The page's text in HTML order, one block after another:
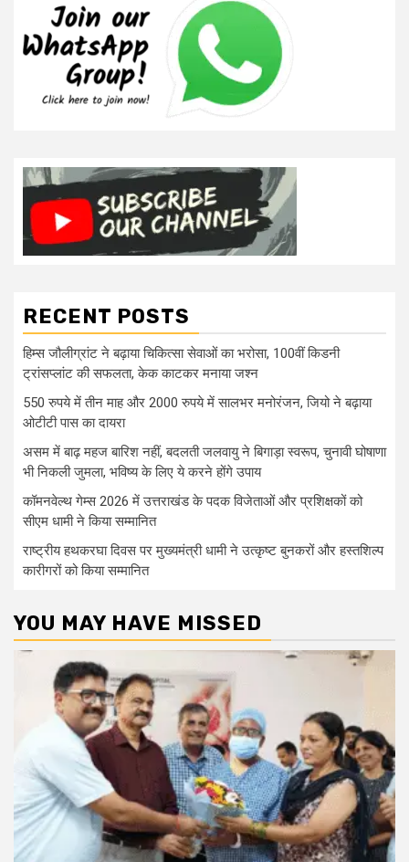
RECENT POSTS
हिम्स जौलीग्रांट ने बढ़ाया चिकित्सा सेवाओं का भरोसा, 100वीं किडनी
ट्रांसप्लांट की सफलता, केक काटकर मनाया जश्न
550 रुपये में तीन माह और 2000 रुपये में सालभर मनोरंजन, जियो ने बढ़ाया
ओटीटी पास का दायरा
असम में बाढ़ महज बारिश नहीं, बदलती जलवायु ने बिगाड़ा स्वरूप, चुनावी घोषाणा
भी निकली जुमला, भविष्य के लिए ये करने होंगे उपाय
कॉमनवेल्थ गेम्स 2026 में उत्तराखंड के पदक विजेताओं और प्रशिक्षकों को
सीएम धामी ने किया सम्मानित
राष्ट्रीय हथकरघा दिवस पर मुख्यमंत्री धामी ने उत्कृष्ट बुनकरों और हस्तशिल्प
कारीगरों को किया सम्मानित
YOU MAY HAVE MISSED